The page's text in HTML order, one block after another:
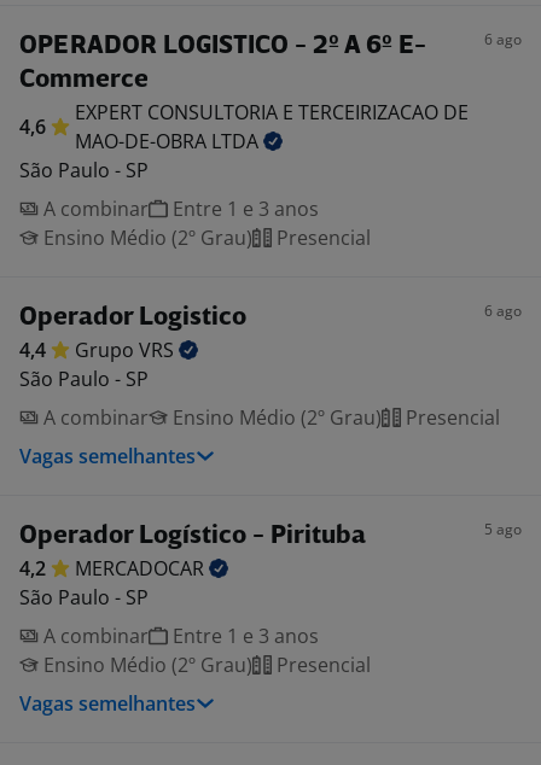
OPERADOR LOGISTICO - 2º A 6º E-
Commerce
6 ago
4,6
EXPERT CONSULTORIA E TERCEIRIZACAO DE
MAO-DE-OBRA LTDA
São Paulo - SP
A combinar
Entre 1 e 3 anos
Ensino Médio (2º Grau)
Presencial
Operador Logistico 6 ago
4,4 Grupo VRS
São Paulo - SP
A combinar
Ensino Médio (2º Grau)
Presencial
Vagas semelhantes
Operador Logístico - Pirituba 5 ago
4,2
MERCADOCAR
São Paulo - SP
A combinar
Entre 1 e 3 anos
Ensino Médio (2º Grau)
Presencial
Vagas semelhantes